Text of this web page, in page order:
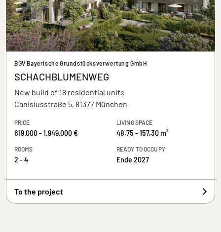
BGV Bayerische Grundstücksverwertung GmbH
SCHACHBLUMENWEG
New build of 18 residential units
Canisiusstraße 5, 81377 München
PRICE
619.000 - 1.949.000 €
LIVING SPACE
48,75 - 157,30 m²
ROOMS
2 - 4
READY TO OCCUPY
Ende 2027
To the project